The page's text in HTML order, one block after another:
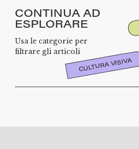
CONTINUA AD
ESPLORARE
Usa le categorie per
filtrare gli articoli
CULTURA VISIVA